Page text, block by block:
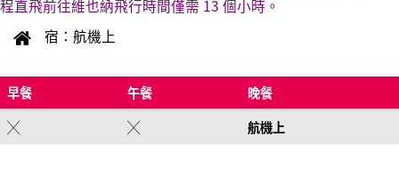
程直飛前往維也納飛行時間僅需 13 個小時。
宿：航機上
早餐 午餐
晚餐
╳
╳ 航機上